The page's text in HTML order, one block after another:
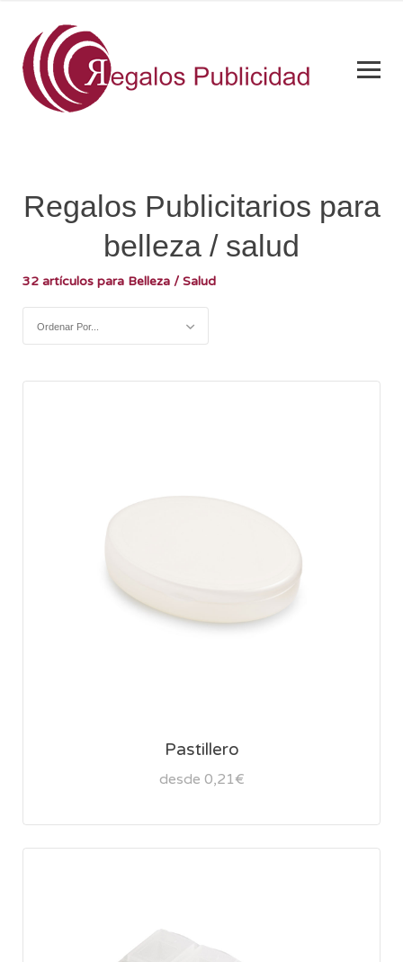
Regalos Publicitarios para
belleza / salud
32 artículos para Belleza / Salud
Pastillero
desde 0,21€